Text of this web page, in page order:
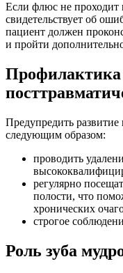
Если флюс не проходит
свидетельствует об
пациент должен
и пройти
Профилактика
Предупредить
следующим образом:
проводить
регулярно
полости, что
хронических
строгое
Роль зуба